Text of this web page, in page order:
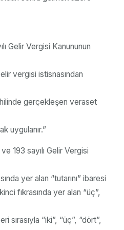
Gelir Vergisi Kanununun
vergisi istisnasından
gerçekleşen veraset
uygulanır.”
193 sayılı Gelir Vergisi
yer alan “tutarını” ibaresi
fıkrasında yer alan “üç”,
sırasıyla “iki”, “üç”, “dört”,